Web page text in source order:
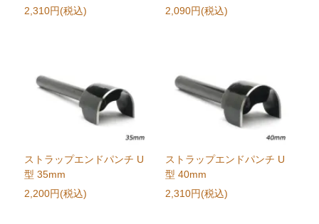
2,310円(税込) 2,090円(税込)
ストラップエンドパンチ U
型 35mm
2,200円(税込)
ストラップエンドパンチ U
型 40mm
2,310円(税込)